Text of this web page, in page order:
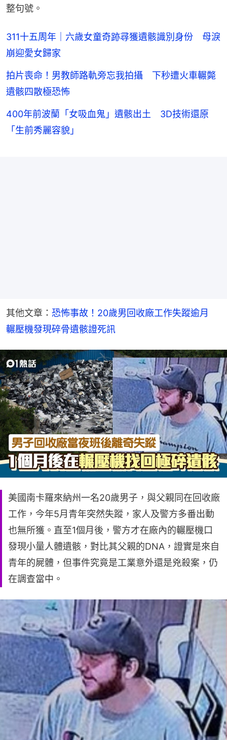
整句號。
311十五周年｜六歲女童奇跡尋獲遺骸識別身份 母淚
崩迎愛女歸家
拍片喪命！男教師路軌旁忘我拍攝 下秒遭火車輾斃
遺骸四散極恐怖
400年前波蘭「女吸血鬼」遺骸出土 3D技術還原
「生前秀麗容貌」
其他文章： 恐怖事故！20歲男回收廠工作失蹤逾月
輾壓機發現碎骨遺骸證死訊
美國南卡羅來納州一名20歲男子，與父親同在回收廠
工作，今年5月青年突然失蹤，家人及警方多番出動
也無所獲。直至1個月後，警方才在廠內的輾壓機口
發現小量人體遺骸，對比其父親的DNA，證實是來自
青年的屍體，但事件究竟是工業意外還是兇殺案，仍
在調查當中。